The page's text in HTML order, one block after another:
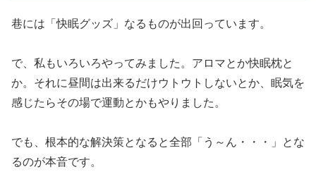
巷には「快眠グッズ」なるものが出回っています。
で、私もいろいろやってみました。アロマとか快眠枕と
か。それに昼間は出来るだけウトウトしないとか、眠気を
感じたらその場で運動とかもやりました。
でも、根本的な解決策となると全部「う～ん・・・」とな
るのが本音です。